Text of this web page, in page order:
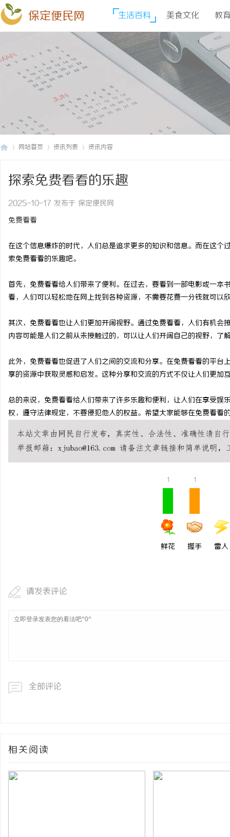
保定便民网 生活百科 美食文化 教
网站首页 资讯列表 资讯内容
探索免费看看的乐趣
2025-10-17 发布于 保定便民网
免费看看
在这个信息爆炸的时代，人们总是追求更多的知识和信息。而在这
索免费看看的乐趣吧。
首先，免费看看给人们带来了便利。在过去，要看到一部电影或一
看，人们可以轻松地在网上找到各种资源，不需要花费一分钱就可以
其次，免费看看也让人们更加开阔视野。通过免费看看，人们有机
内容可能是人们之前从未接触过的，可以让人们开阔自己的视野，了
此外，免费看看也促进了人们之间的交流和分享。在免费看看的平
享的资源中获取灵感和启发。这种分享和交流的方式不仅让人们更加
总的来说，免费看看给人们带来了许多乐趣和便利，让人们在享受
权，遵守法律规定，不要侵犯他人的权益。希望大家能够在免费看
1
鲜花
1
握手 雷人
请发表评论
全部评论
相关阅读